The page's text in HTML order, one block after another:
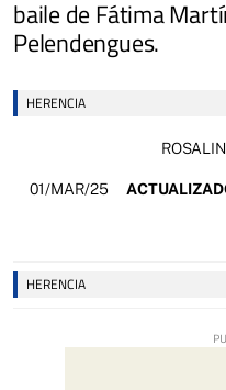
baile de Fátima
Pelendengues.
HERENCIA
01/MAR/25
HERENCIA